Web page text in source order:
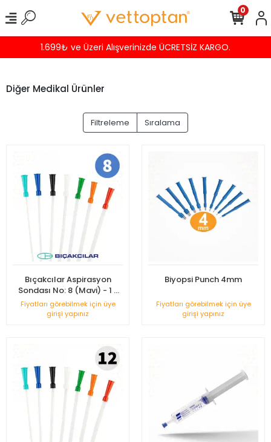
KARGO. Havalede %4 İNDİRİM
0
Diğer Medikal Ürünler
Filtreleme Sıralama
Bıçakcılar Aspirasyon
Sondası No: 8 (Mavi) - 1 -
Adet
Fiyatları görebilmek için üye
girişi yapınız
Biyopsi Punch 4mm
Fiyatları görebilmek için üye
girişi yapınız